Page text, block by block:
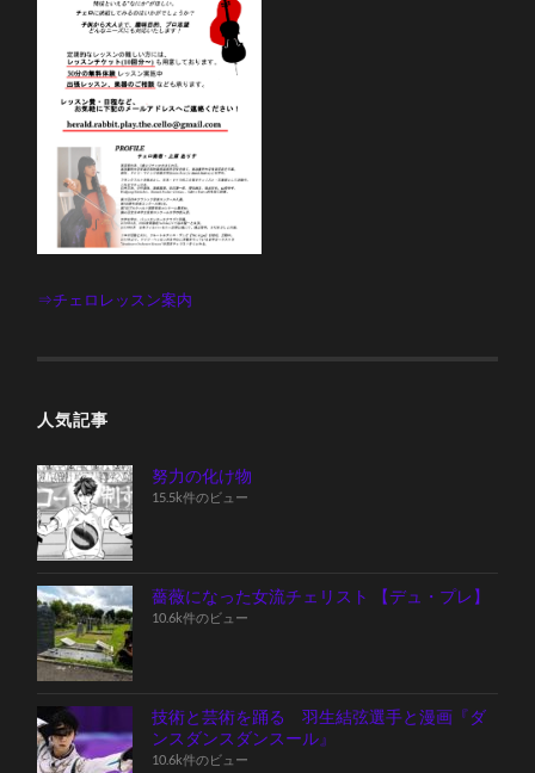
⇒チェロレッスン案内
人気記事
努力の化け物
15.5k件のビュー
薔薇になった女流チェリスト 【デュ・プレ】
10.6k件のビュー
技術と芸術を踊る 羽生結弦選手と漫画『ダ
ンスダンスダンスール』
10.6k件のビュー